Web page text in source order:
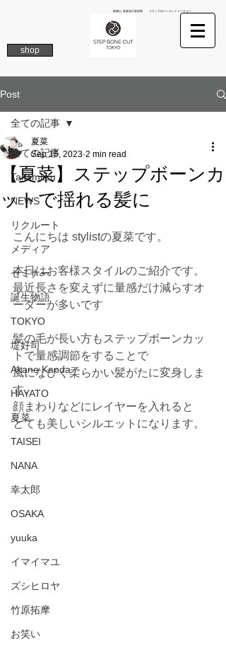
南青山 表参道の美容院 ステップボーンカットトーキョー
shop
Post
全ての記事
Takamitsu
NEWS
リクルート
メディア
セミナー
誕生物語
TOKYO
堤好司
Akane Kanda
HAYATO
夏菜
TAISEI
NANA
幸太郎
OSAKA
yuuka
イマイマユ
ズシヒロヤ
竹原拓摩
お笑い
全ての記事
【夏菜】ステップボーンカ
ットで揺れる髪に
夏菜
Sep 15, 2023 2 min read
こんにちは stylistの夏菜です。
本日はお客様スタイルのご紹介です。
最近長さを変えずに量感だけ減らすオ
ーダーが多いです
髪の毛が長い方もステップボーンカッ
トで量感調節をすることで
風になびく柔らかい髪がたに変身しま
す。
顔まわりなどにレイヤーを入れると
とても美しいシルエットになります。